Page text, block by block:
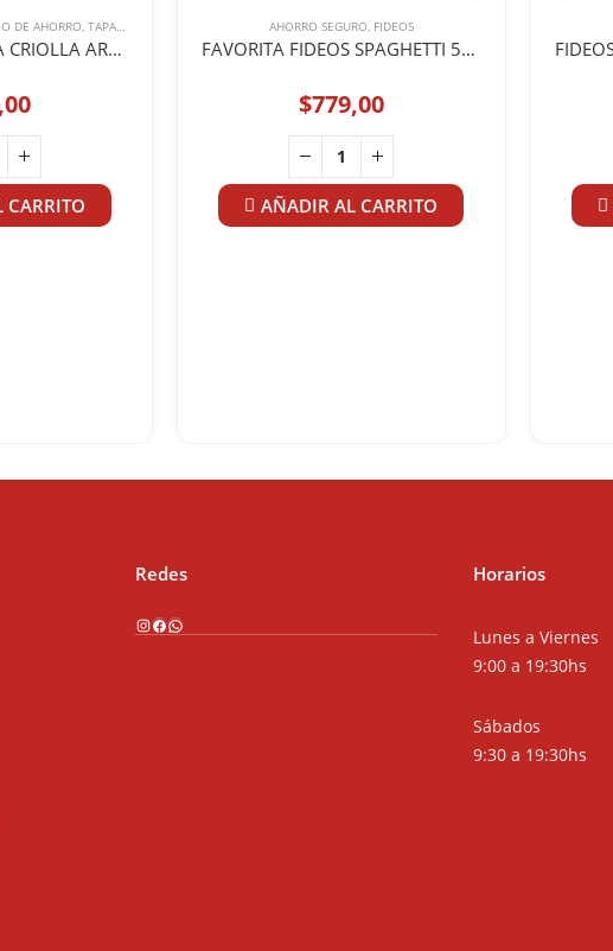
DE AHORRO TAPAS DE EMPANADA Y PASCUALINAS
DISCO EMPANADA CRIOLLA ARGENTINA 240g
CARRITO
AHORRO SEGURO FIDEOS
FAVORITA FIDEOS SPAGHETTI 500g
$779,00
AÑADIR AL CARRITO
Redes
Instagram
Facebook
WhatsApp
Horarios
Lunes a Viernes
9:00 a 19:30hs
Sábados
9:30 a 19:30hs